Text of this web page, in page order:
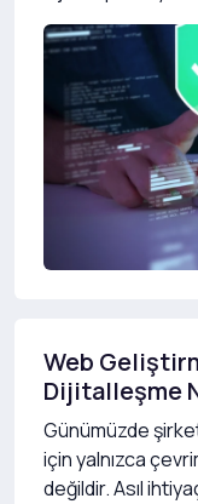
Web
Dijitalleşme
Günümüzde
için yalnızca
değildir. Asıl